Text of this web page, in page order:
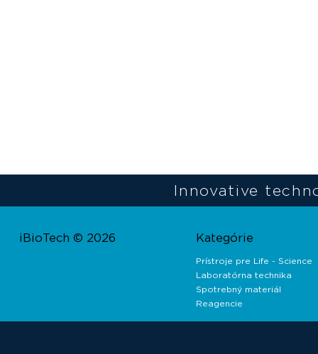
Innovative
iBioTech © 2026 Kategórie
Prístroje pre Life - Science
Laboratórna technika
Spotrebný materiál
Reagencie